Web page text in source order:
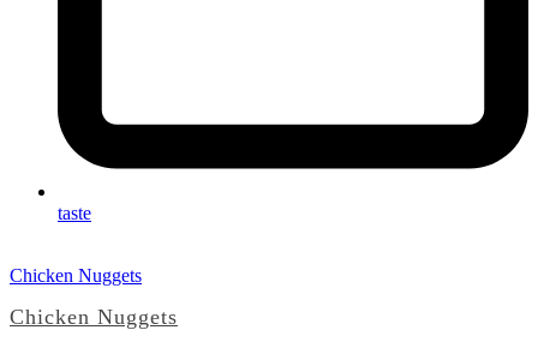
taste
Chicken Nuggets
Chicken Nuggets